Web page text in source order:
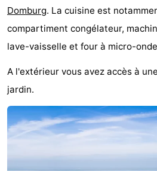
Wijngaerde
Chambre
d'hôtes
Chaumières
-
Buitenhof
Domburg
-
Hof
-
Domburg. La cuisine est
compartiment congélateur,
lave-vaisselle et four à micro-
A l'extérieur vous avez accès à
jardin.